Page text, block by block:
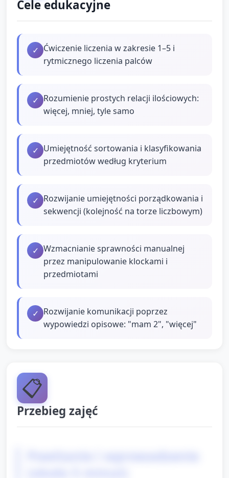
Cele edukacyjne
✓ Ćwiczenie liczenia w zakresie 1–5 i
rytmicznego liczenia palców
✓ Rozumienie prostych relacji ilościowych:
więcej, mniej, tyle samo
✓ Umiejętność sortowania i klasyfikowania
przedmiotów według kryterium
✓ Rozwijanie umiejętności porządkowania i
sekwencji (kolejność na torze liczbowym)
✓ Wzmacnianie sprawności manualnej
przez manipulowanie klockami i
przedmiotami
✓ Rozwijanie komunikacji poprzez
wypowiedzi opisowe: "mam 2", "więcej"
📋
Przebieg zajęć